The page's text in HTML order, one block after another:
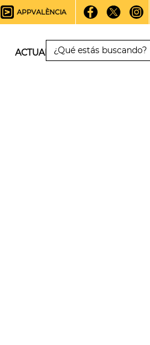
APPVALÈNCIA
ACTUALIDAD